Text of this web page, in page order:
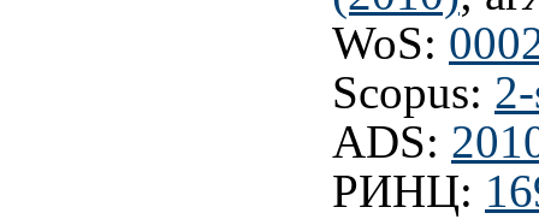
WoS:
Scopus:
ADS:
РИНЦ: